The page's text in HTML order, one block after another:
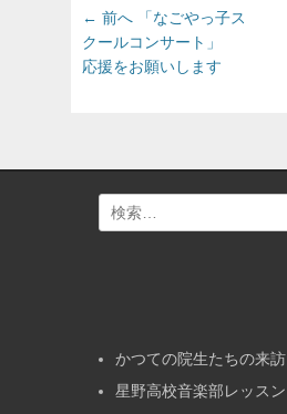
投
稿
ナ
シ
ョ
ン
← 前へ
前
の
投
「なごやっ子ス
クールコンサート」
応援をお願いします
索:
かつての院生たちの来訪
星野高校音楽部レッスン